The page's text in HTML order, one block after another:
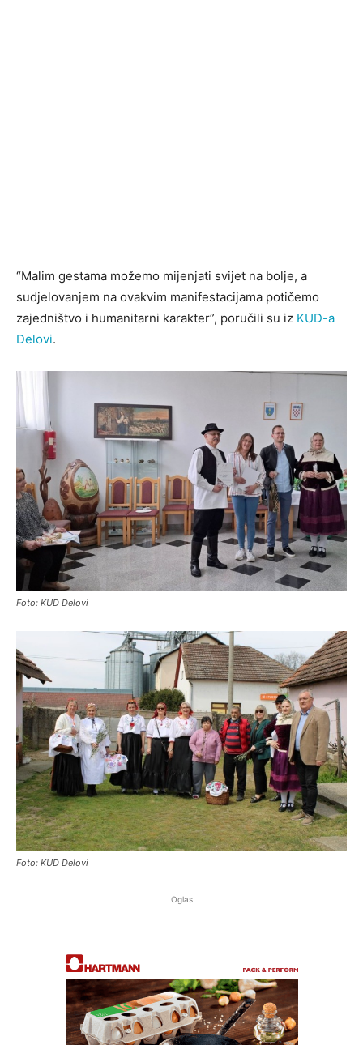
“Malim gestama možemo mijenjati svijet na bolje, a
sudjelovanjem na ovakvim manifestacijama potičemo
zajedništvo i humanitarni karakter”, poručili su iz KUD-a
Delovi.
Foto: KUD Delovi
Foto: KUD Delovi
Oglas